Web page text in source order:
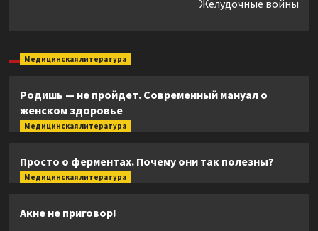
Желудочные войны
Медицинская литература
Родишь — не пройдет. Современный мануал о
женском здоровье
Медицинская литература
Просто о ферментах. Почему они так полезны?
Медицинская литература
Акне не приговор!